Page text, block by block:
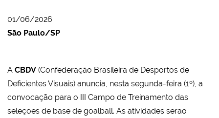
01/06/2026
São Paulo/SP
A CBDV (Confederação Brasileira de Desportos de
Deficientes Visuais) anuncia, nesta segunda-feira (1º), a
convocação para o III Campo de Treinamento das
seleções de base de goalball. As atividades serão